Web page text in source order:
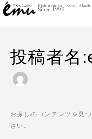
内
容
Nishinomiya / Kobe /
Since 1998
投稿者名
お探しのコンテンツを見
さい。
検
索